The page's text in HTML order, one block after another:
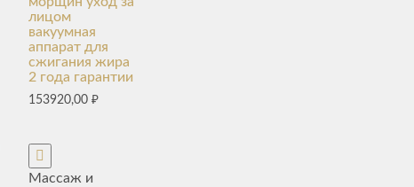
лицом
вакуумная
аппарат для
сжигания жира
2 года гарантии
153920,00 ₽
Массаж и